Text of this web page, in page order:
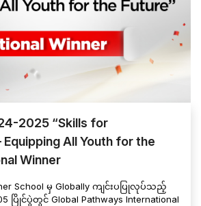
2025 “Skills for
Equipping All Youth for the
Winner
School မှ Globally ကျင်းပပြုလုပ်သည့်
ပြိုင်ပွဲတွင် Global Pathways International